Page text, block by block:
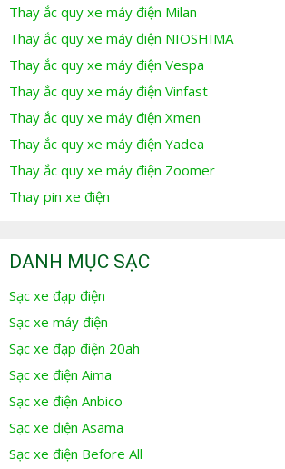
Thay ắc quy xe máy điện Milan
Thay ắc quy xe máy điện NIOSHIMA
Thay ắc quy xe máy điện Vespa
Thay ắc quy xe máy điện Vinfast
Thay ắc quy xe máy điện Xmen
Thay ắc quy xe máy điện Yadea
Thay ắc quy xe máy điện Zoomer
Thay pin xe điện
DANH MỤC SẠC
Sạc xe đạp điện
Sạc xe máy điện
Sạc xe đạp điện 20ah
Sạc xe điện Aima
Sạc xe điện Anbico
Sạc xe điện Asama
Sạc xe điện Before All